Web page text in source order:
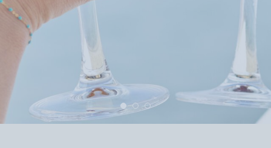
1 2 3